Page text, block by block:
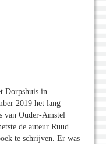
Dorpshuis in
2019 het lang
van Ouder-Amstel
de auteur Ruud
te schrijven. Er was